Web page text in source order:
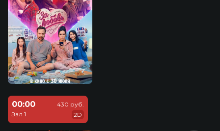
00:00
Зал 1
430 руб.
2D